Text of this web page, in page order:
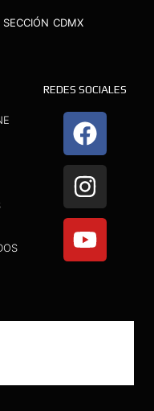
CDMX
REDES SOCIALES
F
a
c
e
b
o
o
I
n
s
t
a
g
r
m
Y
o
u
t
u
b
e